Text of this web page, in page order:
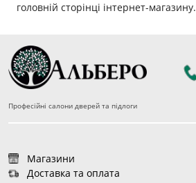
головній сторінці інтернет-магазину.
Професійні салони дверей та підлоги
Магазини
Доставка та оплата